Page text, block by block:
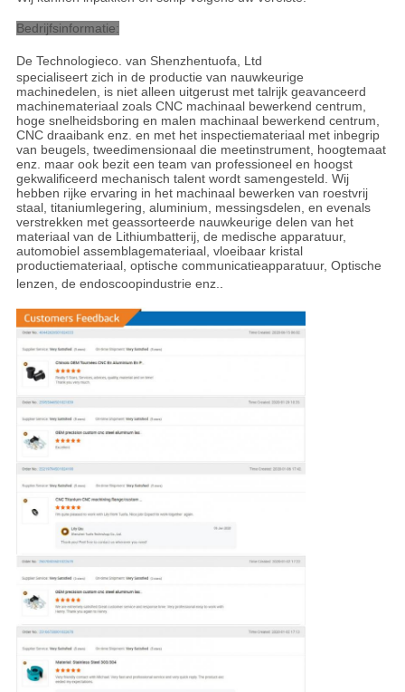
Bedrijfsinformatie:
De Technologieco. van Shenzhentuofa, Ltd
specialiseert zich in de productie van nauwkeurige
machinedelen, is niet alleen uitgerust met talrijk geavanceerd
machinemateriaal zoals CNC machinaal bewerkend centrum,
hoge snelheidsboring en malen machinaal bewerkend centrum,
CNC draaibank enz. en met het inspectiemateriaal met inbegrip
van beugels, tweedimensionaal die meetinstrument, hoogtemaat
enz. maar ook bezit een team van professioneel en hoogst
gekwalificeerd mechanisch talent wordt samengesteld. Wij
hebben rijke ervaring in het machinaal bewerken van roestvrij
staal, titaniumlegering, aluminium, messingsdelen, en evenals
verstrekken met geassorteerde nauwkeurige delen van het
materiaal van de Lithiumbatterij, de medische apparatuur,
automobiel assemblagemateriaal, vloeibaar kristal
productiemateriaal, optische communicatieapparatuur, Optische
lenzen, de endoscoopindustrie enz.